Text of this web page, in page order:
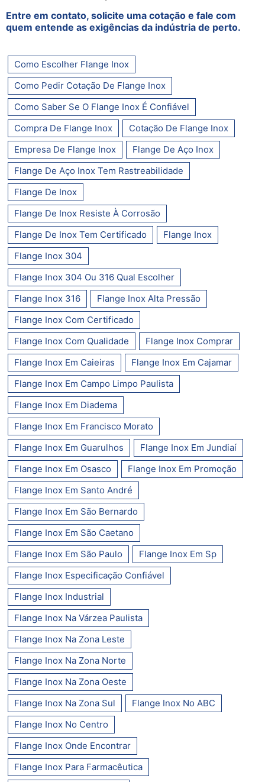
Entre em contato, solicite uma cotação e fale com
quem entende as exigências da indústria de perto.
Como Escolher Flange Inox
Como Pedir Cotação De Flange Inox
Como Saber Se O Flange Inox É Confiável
Compra De Flange Inox
Cotação De Flange Inox
Empresa De Flange Inox
Flange De Aço Inox
Flange De Aço Inox Tem Rastreabilidade
Flange De Inox
Flange De Inox Resiste À Corrosão
Flange De Inox Tem Certificado
Flange Inox
Flange Inox 304
Flange Inox 304 Ou 316 Qual Escolher
Flange Inox 316
Flange Inox Alta Pressão
Flange Inox Com Certificado
Flange Inox Com Qualidade
Flange Inox Comprar
Flange Inox Em Caieiras
Flange Inox Em Cajamar
Flange Inox Em Campo Limpo Paulista
Flange Inox Em Diadema
Flange Inox Em Francisco Morato
Flange Inox Em Guarulhos
Flange Inox Em Jundiaí
Flange Inox Em Osasco
Flange Inox Em Promoção
Flange Inox Em Santo André
Flange Inox Em São Bernardo
Flange Inox Em São Caetano
Flange Inox Em São Paulo
Flange Inox Em Sp
Flange Inox Especificação Confiável
Flange Inox Industrial
Flange Inox Na Várzea Paulista
Flange Inox Na Zona Leste
Flange Inox Na Zona Norte
Flange Inox Na Zona Oeste
Flange Inox Na Zona Sul
Flange Inox No ABC
Flange Inox No Centro
Flange Inox Onde Encontrar
Flange Inox Para Farmacêutica